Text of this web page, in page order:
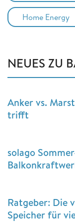
Home Energy
NEUES ZU
Anker vs.
trifft
solago
Ratgeber: Die
Speicher für